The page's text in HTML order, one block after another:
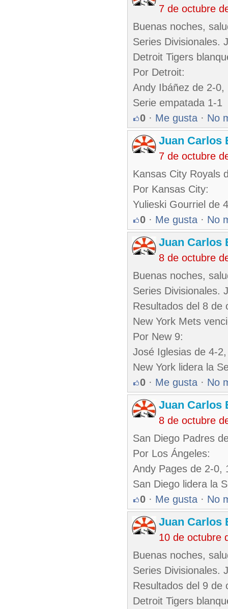
7 de octubre
Buenas noches,
Series Divisionales.
Detroit Tigers
Por Detroit:
Andy Ibáñez de 2-0,
Serie empatada 1-1
0 · Me gusta · No
Juan Carlos
7 de octubre
Kansas City Royals
Por Kansas City:
Yulieski Gourriel de
0 · Me gusta · No
Juan Carlos
8 de octubre
Buenas noches,
Series Divisionales.
Resultados del 8 de
New York Mets
Por New 9:
José Iglesias de 4-
New York lidera la
0 · Me gusta · No
Juan Carlos
8 de octubre
San Diego Padres
Por Los Ángeles:
Andy Pages de 2-0,
San Diego lidera la
0 · Me gusta · No
Juan Carlos
10 de octubre
Buenas noches,
Series Divisionales.
Resultados del 9 de
Detroit Tigers